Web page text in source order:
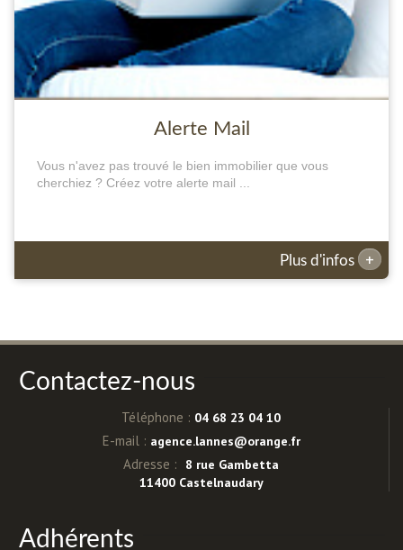
Alerte Mail
Vous n'avez pas trouvé le bien immobilier que vous
cherchiez ? Créez votre alerte mail ...
Plus d'infos +
Contactez-nous
Téléphone : 04 68 23 04 10
E-mail : agence.lannes@orange.fr
Adresse :
8 rue Gambetta
11400 Castelnaudary
Adhérents